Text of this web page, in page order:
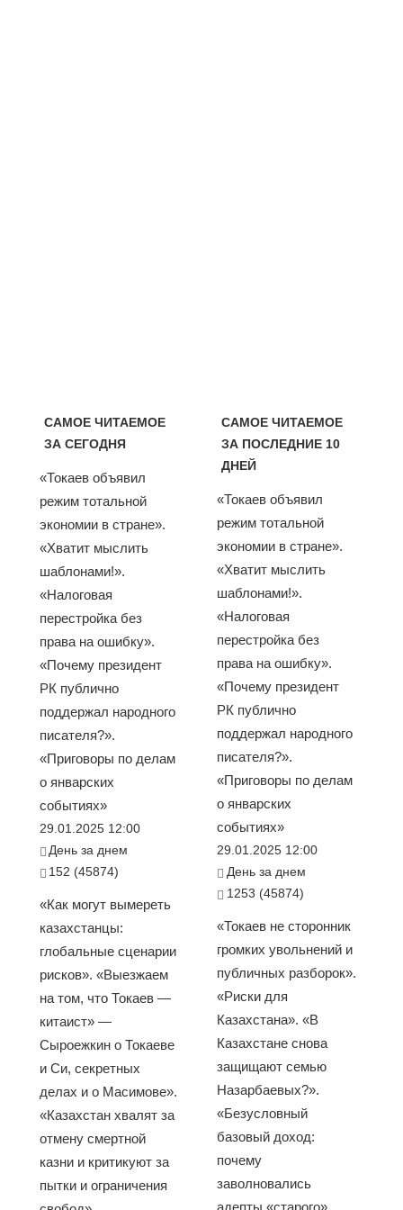
САМОЕ ЧИТАЕМОЕ
ЗА СЕГОДНЯ
«Токаев объявил
режим тотальной
экономии в стране».
«Хватит мыслить
шаблонами!».
«Налоговая
перестройка без
права на ошибку».
«Почему президент
РК публично
поддержал народного
писателя?».
«Приговоры по делам
о январских
событиях»
29.01.2025 12:00
День за днем
152 (45874)
«Как могут вымереть
казахстанцы:
глобальные сценарии
рисков». «Выезжаем
на том, что Токаев —
китаист» —
Сыроежкин о Токаеве
и Си, секретных
делах и о Масимове».
«Казахстан хвалят за
отмену смертной
казни и критикуют за
пытки и ограничения
САМОЕ ЧИТАЕМОЕ
ЗА ПОСЛЕДНИЕ 10
ДНЕЙ
«Токаев объявил
режим тотальной
экономии в стране».
«Хватит мыслить
шаблонами!».
«Налоговая
перестройка без
права на ошибку».
«Почему президент
РК публично
поддержал народного
писателя?».
«Приговоры по делам
о январских
событиях»
29.01.2025 12:00
День за днем
1253 (45874)
«Токаев не сторонник
громких увольнений и
публичных разборок».
«Риски для
Казахстана». «В
Казахстане снова
защищают семью
Назарбаевых?».
«Безусловный
базовый доход:
почему
заволновались
адепты «старого»